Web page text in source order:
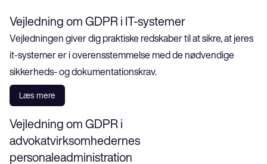
Vejledning om GDPR i IT-systemer
Vejledningen giver dig praktiske redskaber til at sikre, at jeres
it-systemer er i overensstemmelse med de nødvendige
sikkerheds- og dokumentationskrav.
Læs mere
Vejledning om GDPR i
advokatvirksomhedernes
personaleadministration